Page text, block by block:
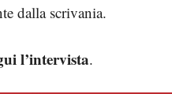
dalla scrivania.
l’intervista.